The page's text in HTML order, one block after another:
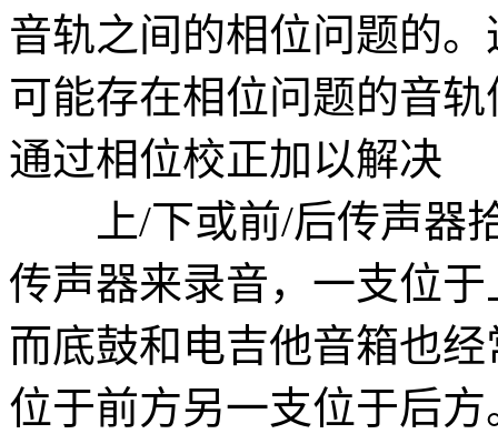
音轨之间的相位问题的
可能存在相位问题的音
通过相位校正加以解决
上/下或前/后传声器拾
传声器来录音，一支位
而底鼓和电吉他音箱也
位于前方另一支位于后